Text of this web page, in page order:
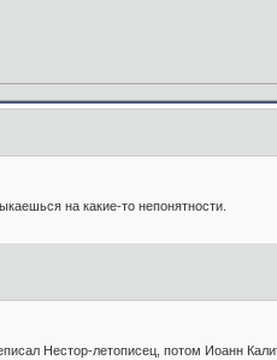
на какие-то непонятности.
Нестор-летописец, потом Иоанн